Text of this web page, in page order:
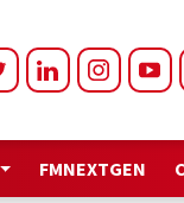
FMNEXTGEN